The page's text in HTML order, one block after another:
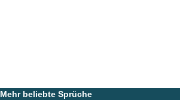
Mehr beliebte Sprüche